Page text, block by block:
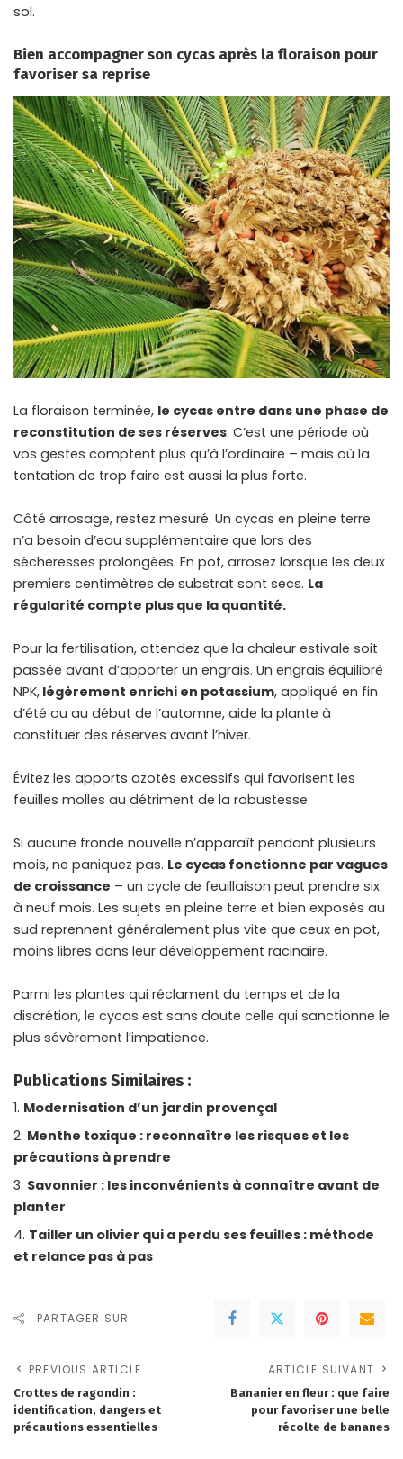
sol.
Bien accompagner son cycas après la floraison pour
favoriser sa reprise
La floraison terminée, le cycas entre dans une phase de
reconstitution de ses réserves. C’est une période où
vos gestes comptent plus qu’à l’ordinaire – mais où la
tentation de trop faire est aussi la plus forte.
Côté arrosage, restez mesuré. Un cycas en pleine terre
n’a besoin d’eau supplémentaire que lors des
sécheresses prolongées. En pot, arrosez lorsque les deux
premiers centimètres de substrat sont secs. La
régularité compte plus que la quantité.
Pour la fertilisation, attendez que la chaleur estivale soit
passée avant d’apporter un engrais. Un engrais équilibré
NPK, légèrement enrichi en potassium, appliqué en fin
d’été ou au début de l’automne, aide la plante à
constituer des réserves avant l’hiver.
Évitez les apports azotés excessifs qui favorisent les
feuilles molles au détriment de la robustesse.
Si aucune fronde nouvelle n’apparaît pendant plusieurs
mois, ne paniquez pas. Le cycas fonctionne par vagues
de croissance – un cycle de feuillaison peut prendre six
à neuf mois. Les sujets en pleine terre et bien exposés au
sud reprennent généralement plus vite que ceux en pot,
moins libres dans leur développement racinaire.
Parmi les plantes qui réclament du temps et de la
discrétion, le cycas est sans doute celle qui sanctionne le
plus sévèrement l’impatience.
Publications Similaires :
Modernisation d’un jardin provençal
Menthe toxique : reconnaître les risques et les
précautions à prendre
Savonnier : les inconvénients à connaître avant de
planter
Tailler un olivier qui a perdu ses feuilles : méthode
et relance pas à pas
PARTAGER SUR
PREVIOUS ARTICLE
Crottes de ragondin :
identification, dangers et
précautions essentielles
ARTICLE SUIVANT
Bananier en fleur : que faire
pour favoriser une belle
récolte de bananes